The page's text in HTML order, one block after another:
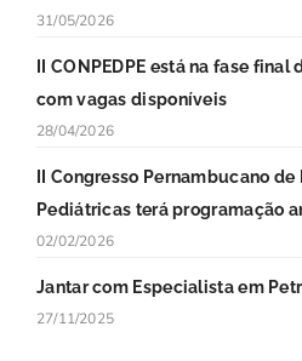
31/05/2026
II CONPEDPE está na fase final
com vagas disponíveis
28/04/2026
II Congresso Pernambucano
Pediátricas terá programação
02/02/2026
Jantar com Especialista em
27/11/2025